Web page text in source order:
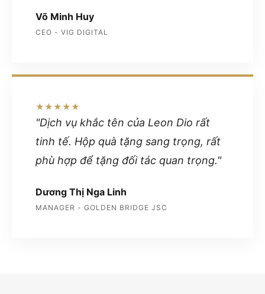
Võ Minh Huy
CEO - VIG DIGITAL
★★★★★
"Dịch vụ khắc tên của Leon Dio rất
tinh tế. Hộp quà tặng sang trọng, rất
phù hợp để tặng đối tác quan trọng."
Dương Thị Nga Linh
MANAGER - GOLDEN BRIDGE JSC